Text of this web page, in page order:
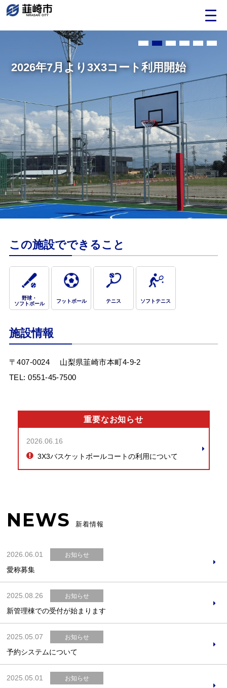
English
中文（簡体）
中文（繁体）
한글
Portugues
お問合せフォーム
施設の空き状況
施設予約（マイページログイン）
新規団体会員登録
標準 中
2026年7月より3X3コート利用開始
この施設でできること
野球・
ソフトボール
フットボール テニス ソフトテニス
施設情報
〒407-0024
山梨県韮崎市本町4-9-2
TEL:0551-45-7500
重要なお知らせ
2026.06.16
3X3バスケットボールコートの利用について
NEWS 新着情報
2026.06.01 お知らせ
愛称募集
2025.08.26 お知らせ
新管理棟での受付が始まります
2025.05.07 お知らせ
予約システムについて
2025.05.01 お知らせ